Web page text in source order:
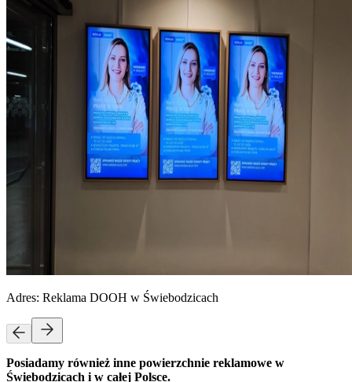
Adres: Reklama DOOH w Świebodzicach
Posiadamy również inne powierzchnie reklamowe w
Świebodzicach i w całej Polsce.